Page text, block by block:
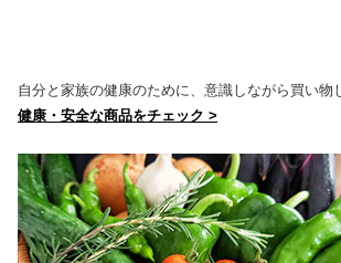
自分と家族の健康のために、意識しながら買い物
健康・安全な商品をチェック >